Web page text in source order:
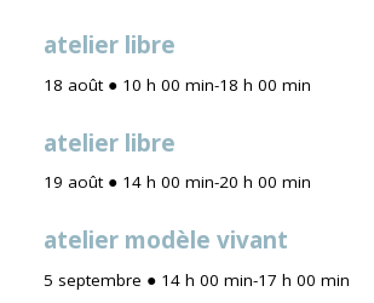
atelier libre
18 août ● 10 h 00 min-18 h 00 min
atelier libre
19 août ● 14 h 00 min-20 h 00 min
atelier modèle vivant
5 septembre ● 14 h 00 min-17 h 00 min